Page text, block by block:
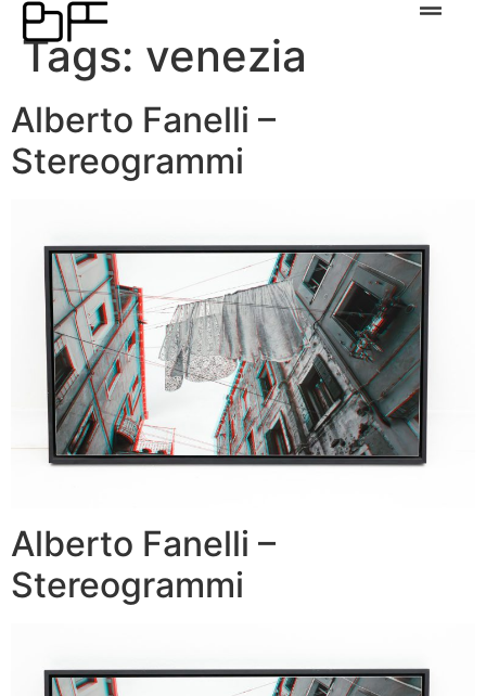
Tags: venezia
Alberto Fanelli –
Stereogrammi
Alberto Fanelli –
Stereogrammi